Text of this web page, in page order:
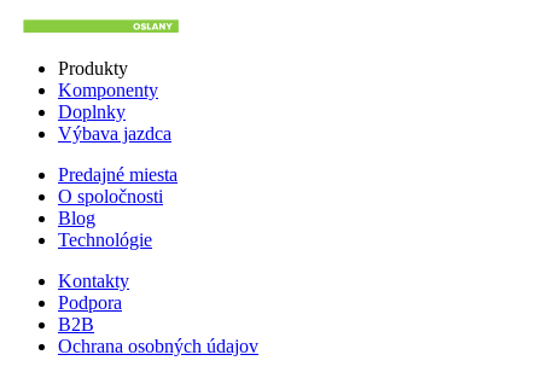
Produkty
Komponenty
Doplnky
Výbava jazdca
Predajné miesta
O spoločnosti
Blog
Technológie
Kontakty
Podpora
B2B
Ochrana osobných údajov